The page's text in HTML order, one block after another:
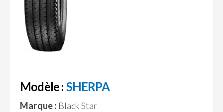
Modèle : SHERPA
Marque : Black Star